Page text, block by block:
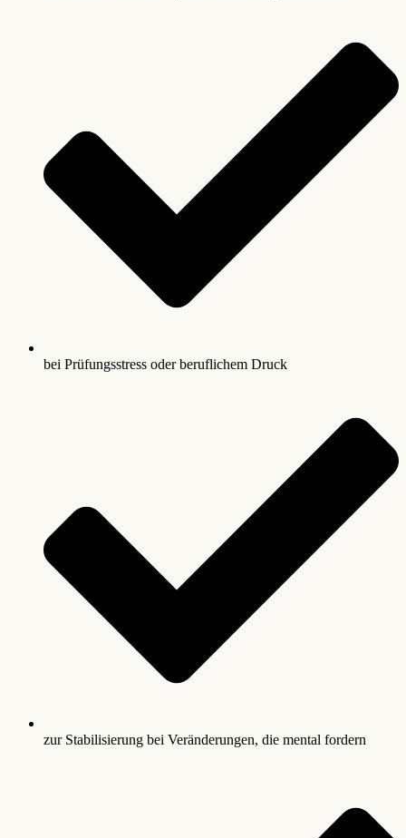
bei Prüfungsstress oder beruflichem Druck
zur Stabilisierung bei Veränderungen, die mental fordern